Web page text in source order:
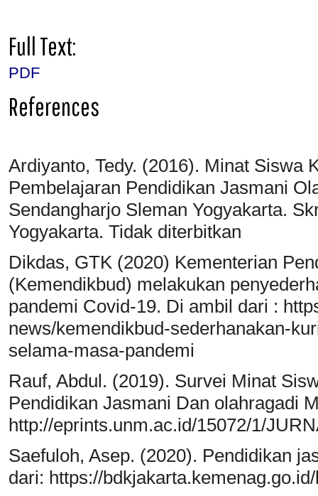
Full Text:
PDF
References
Ardiyanto, Tedy. (2016). Minat Siswa
Pembelajaran Pendidikan Jasmani
Sendangharjo Sleman Yogyakarta.
Yogyakarta. Tidak diterbitkan
Dikdas, GTK (2020) Kementerian
(Kemendikbud) melakukan
pandemi Covid-19. Di ambil dari :
news/kemendikbud-sederhanakan-
selama-masa-pandemi
Rauf, Abdul. (2019). Survei Minat
Pendidikan Jasmani Dan olahragadi
http://eprints.unm.ac.id/15072/1/
Saefuloh, Asep. (2020). Pendidikan
dari: https://